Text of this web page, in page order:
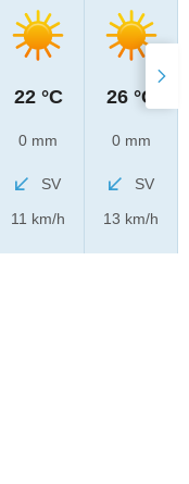
22 °C
0 mm
SV
11 km/h
26 °C
0 mm
SV
13 km/h